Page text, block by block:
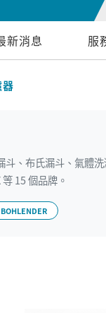
新消息 服
、布氏漏斗、氣體
15 個品牌。
BOHLENDER